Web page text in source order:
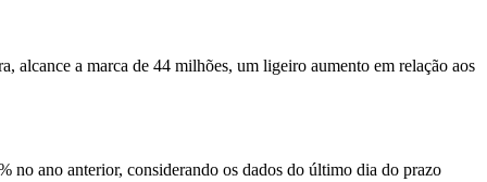
alcance a marca de 44 milhões, um ligeiro aumento em relação aos
no ano anterior, considerando os dados do último dia do prazo